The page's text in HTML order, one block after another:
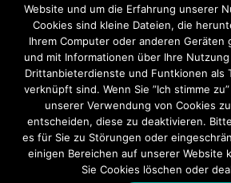
Zahlungsarten
AGB und Widerruf
Impressum
Datenschutzerklärung
Website und um die Erfahrung unserer
Cookies sind kleine Dateien, die
Ihrem Computer oder anderen Geräten
und mit Informationen über Ihre
Drittanbieterdienste und Funtkionen als
verknüpft sind. Wenn Sie ”Ich stimme
unserer Verwendung von Cookies
entscheiden, diese zu deaktivieren.
es für Sie zu Störungen oder
einigen Bereichen auf unserer Website
Sie Cookies löschen oder